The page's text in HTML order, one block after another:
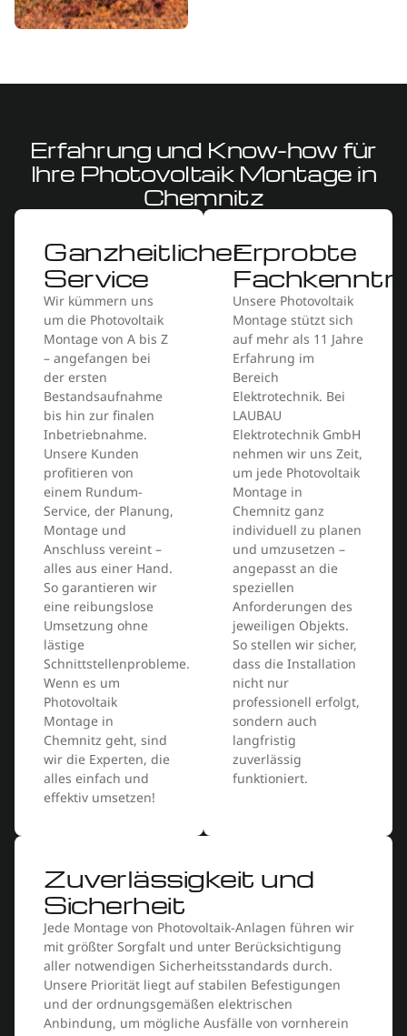
Erfahrung und Know-how für
Ihre Photovoltaik Montage in
Chemnitz
Erprobte
Unsere Photovoltaik
Montage stützt sich
auf mehr als 11 Jahre
Erfahrung im
Bereich
Elektrotechnik. Bei
LAUBAU
Elektrotechnik GmbH
nehmen wir uns Zeit,
um jede Photovoltaik
Montage in
Chemnitz ganz
individuell zu planen
und umzusetzen –
angepasst an die
speziellen
Anforderungen des
jeweiligen Objekts.
So stellen wir sicher,
dass die Installation
nicht nur
professionell erfolgt,
sondern auch
langfristig
zuverlässig
funktioniert.
Ganzheitlicher
Service
Wir kümmern uns
um die Photovoltaik
Montage von A bis Z
– angefangen bei
der ersten
Bestandsaufnahme
bis hin zur finalen
Inbetriebnahme.
Unsere Kunden
profitieren von
einem Rundum-
Service, der Planung,
Montage und
Anschluss vereint –
alles aus einer Hand.
So garantieren wir
eine reibungslose
Umsetzung ohne
lästige
Schnittstellenprobleme.
Wenn es um
Photovoltaik
Montage in
Chemnitz geht, sind
wir die Experten, die
alles einfach und
effektiv umsetzen!
Zuverlässigkeit und
Sicherheit
Jede Montage von Photovoltaik-Anlagen führen wir
mit größter Sorgfalt und unter Berücksichtigung
aller notwendigen Sicherheitsstandards durch.
Unsere Priorität liegt auf stabilen Befestigungen
und der ordnungsgemäßen elektrischen
Anbindung, um mögliche Ausfälle von vornherein